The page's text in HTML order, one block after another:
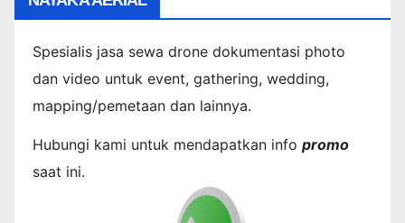
Spesialis jasa sewa drone dokumentasi photo
dan video untuk event, gathering, wedding,
mapping/pemetaan dan lainnya.
Hubungi kami untuk mendapatkan info promo
saat ini.